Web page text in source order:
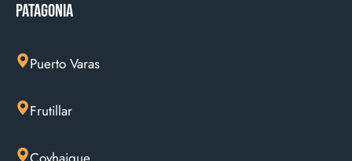
Patagonia
Puerto Varas
Frutillar